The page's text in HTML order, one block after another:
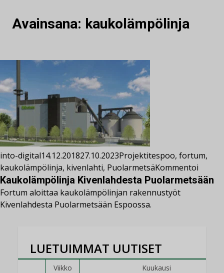
Avainsana: kaukolämpölinja
into-digital14.12.201827.10.2023Projektitespoo, fortum,
kaukolämpölinja, kivenlahti, PuolarmetsäKommentoi
Kaukolämpölinja Kivenlahdesta Puolarmetsään
Fortum aloittaa kaukolämpölinjan rakennustyöt
Kivenlahdesta Puolarmetsään Espoossa.
LUETUIMMAT UUTISET
Viikko Kuukausi